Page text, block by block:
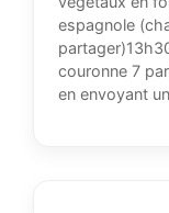
espagnole
couronne 7
en envoyant